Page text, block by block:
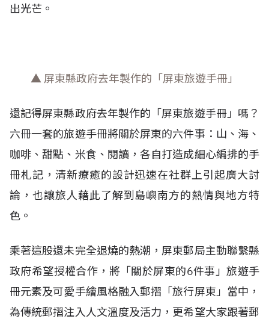
出光芒。
▲ 屏東縣政府去年製作的「屏東旅遊手冊」
還記得屏東縣政府去年製作的「屏東旅遊手冊」嗎？
六冊一套的旅遊手冊將關於屏東的六件事：山、海、
咖啡、甜點、米食、閱讀，各自打造成細心編排的手
冊札記，清新療癒的設計迅速在社群上引起廣大討
論，也讓旅人藉此了解到島嶼南方的熱情與地方特
色。
乘著這股還未完全退燒的熱潮，屏東郵局主動聯繫縣
政府希望授權合作，將「關於屏東的6件事」旅遊手
冊元素及可愛手繪風格融入郵摺「旅行屏東」當中，
為傳統郵摺注入人文溫度及活力，更希望大家跟著郵